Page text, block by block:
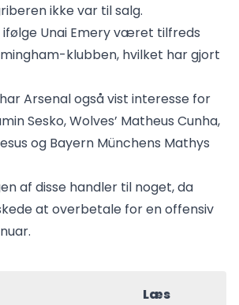
ikke var til salg.
ifølge Unai Emery været tilfreds
klubben, hvilket har gjort
Arsenal også vist interesse for
Sesko, Wolves’ Matheus Cunha,
og Bayern Münchens Mathys
af disse handler til noget, da
at overbetale for en offensiv
Læs